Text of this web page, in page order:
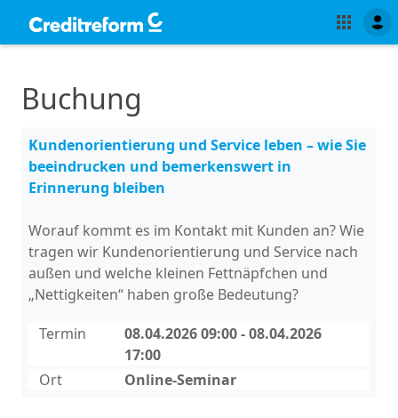
Buchung
Kundenorientierung und Service leben – wie Sie
beeindrucken und bemerkenswert in
Erinnerung bleiben
Worauf kommt es im Kontakt mit Kunden an? Wie
tragen wir Kundenorientierung und Service nach
außen und welche kleinen Fettnäpfchen und
„Nettigkeiten“ haben große Bedeutung?
Termin
08.04.2026 09:00 - 08.04.2026
17:00
Ort
Online-Seminar